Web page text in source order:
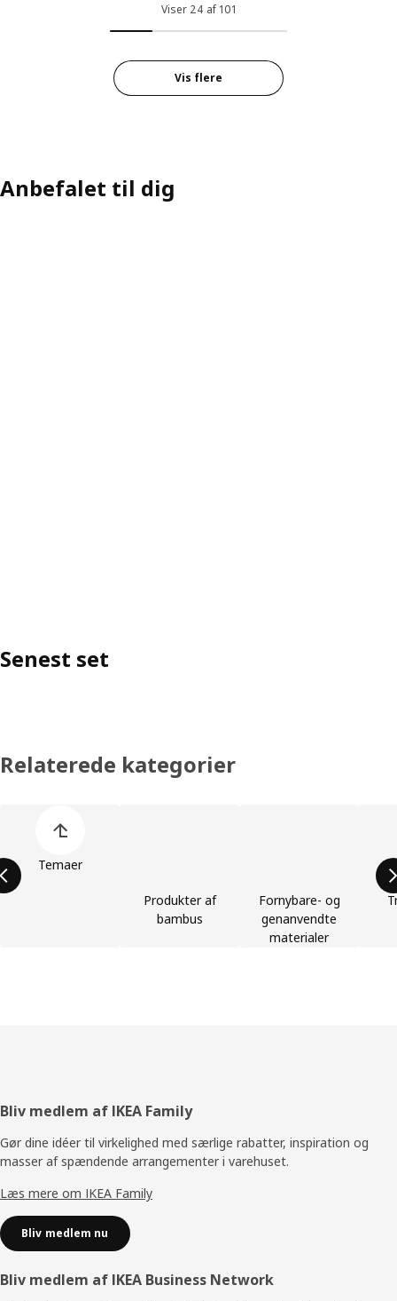
Viser 24 af 101
Vis flere
Anbefalet til dig
Senest set
Relaterede kategorier
Temaer
Produkter af
bambus
Fornybare- og
genanvendte
materialer
Footer
Bliv medlem af IKEA Family
Gør dine idéer til virkelighed med særlige rabatter, inspiration og
masser af spændende arrangementer i varehuset.
Læs mere om IKEA Family
Bliv medlem nu
Bliv medlem af IKEA Business Network